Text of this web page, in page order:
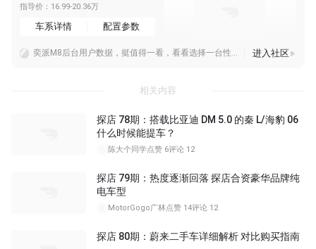
指导价：16.99-20.36万
车系详情 配置参数
奕派M8后台用户数据，挺值得一看，看看选择一台性价比大三排SUV的人，心里怎么想的？
进入社区
相关内容
探店 78期：搭载比亚迪 DM 5.0 的秦 L/海豹 06
什么时候能提车？
陈大个同学点赞 6评论 12
探店 79期：热度逐渐回落 探店合资豪华品牌纯
电车型
MotorGogo广林点赞 14评论 12
探店 80期：蔚来二手车详细解析 对比购买指南